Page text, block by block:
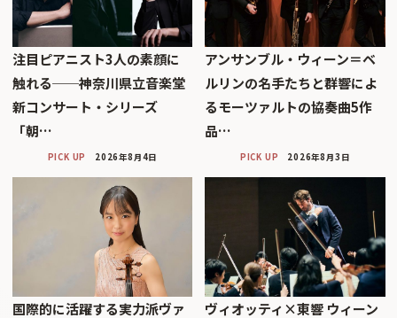
注目ピアニスト3人の素顔に
触れる──神奈川県立音楽堂
新コンサート・シリーズ
「朝…
PICK UP 2026年8月4日
アンサンブル・ウィーン＝ベ
ルリンの名手たちと群響によ
るモーツァルトの協奏曲5作
品…
PICK UP 2026年8月3日
国際的に活躍する実力派ヴァ
ヴィオッティ×東響 ウィーン